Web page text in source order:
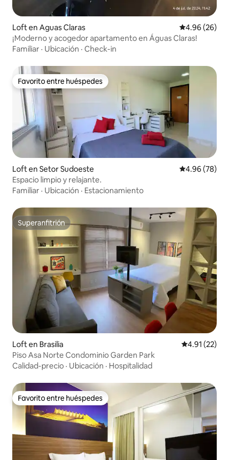
Loft en Aguas Claras Calificación
4.96 (26)
¡Moderno y acogedor apartamento en Águas Claras!
Familiar · Ubicación · Check-in
Favorito entre huéspedes
Favorito entre huéspedes
Loft en Setor Sudoeste Calificación
4.96 (78)
Espacio limpio y relajante.
Familiar · Ubicación · Estacionamiento
Superanfitrión
Superanfitrión
Loft en Brasilia Calificación
4.91 (22)
Piso Asa Norte Condominio Garden Park
Calidad-precio · Ubicación · Hospitalidad
Favorito entre huéspedes
Favorito entre huéspedes